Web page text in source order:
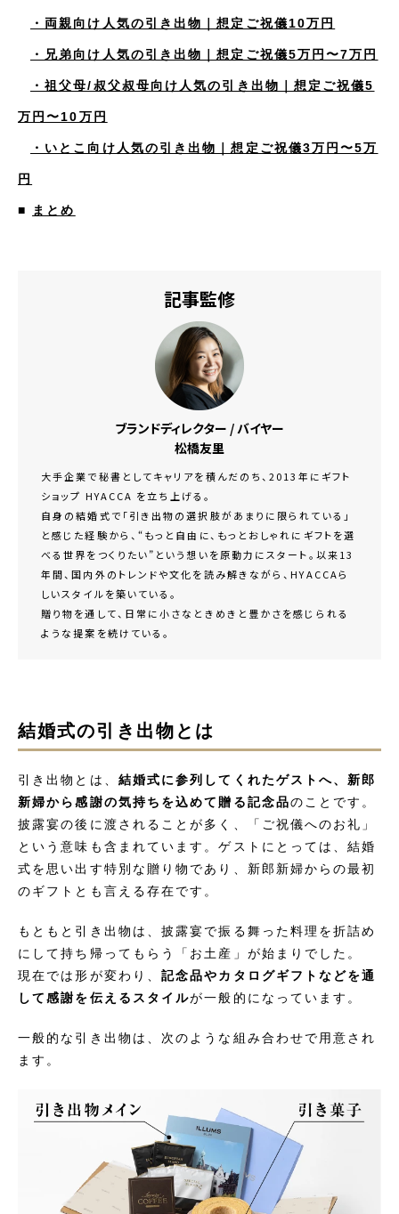
・両親向け人気の引き出物｜想定ご祝儀10万円
・兄弟向け人気の引き出物｜想定ご祝儀5万円〜7万円
・祖父母/叔父叔母向け人気の引き出物｜想定ご祝儀5
万円〜10万円
・いとこ向け人気の引き出物｜想定ご祝儀3万円〜5万
円
■ まとめ
記事監修
ブランドディレクター / バイヤー
松橋友里
大手企業で秘書としてキャリアを積んだのち、2013年にギフト
ショップ HYACCA を立ち上げる。
自身の結婚式で「引き出物の選択肢があまりに限られている」
と感じた経験から、“もっと自由に、もっとおしゃれにギフトを選
べる世界をつくりたい”という想いを原動力にスタート。以来13
年間、国内外のトレンドや文化を読み解きながら、HYACCAら
しいスタイルを築いている。
贈り物を通して、日常に小さなときめきと豊かさを感じられる
ような提案を続けている。
結婚式の引き出物とは
引き出物とは、 結婚式に参列してくれたゲストへ、新郎
新婦から感謝の気持ちを込めて贈る記念品のことです。
披露宴の後に渡されることが多く、「ご祝儀へのお礼」
という意味も含まれています。ゲストにとっては、結婚
式を思い出す特別な贈り物であり、新郎新婦からの最初
のギフトとも言える存在です。
もともと引き出物は、披露宴で振る舞った料理を折詰め
にして持ち帰ってもらう「お土産」が始まりでした。
現在では形が変わり、 記念品やカタログギフトなどを通
して感謝を伝えるスタイルが一般的になっています。
一般的な引き出物は、次のような組み合わせで用意され
ます。